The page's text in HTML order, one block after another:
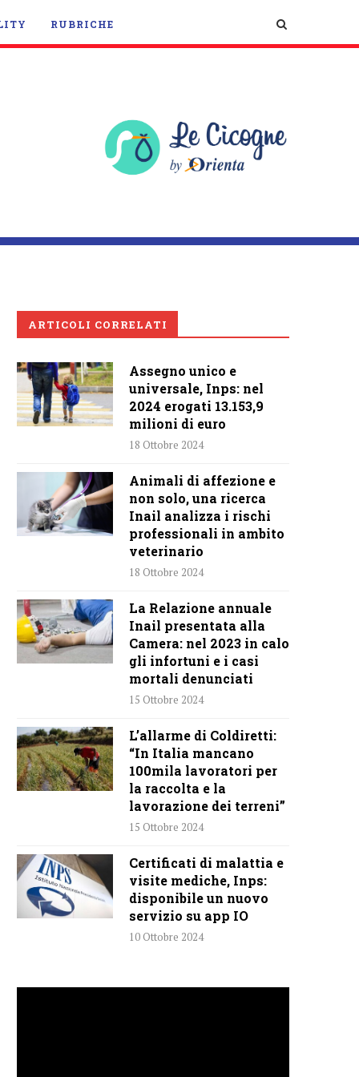
RUBRICHE
ARTICOLI CORRELATI
Assegno unico e
universale, Inps: nel
2024 erogati 13.153,9
milioni di euro
18 Ottobre 2024
Animali di affezione e
non solo, una ricerca
Inail analizza i rischi
professionali in ambito
veterinario
18 Ottobre 2024
La Relazione annuale
Inail presentata alla
Camera: nel 2023 in calo
gli infortuni e i casi
mortali denunciati
15 Ottobre 2024
L’allarme di Coldiretti:
“In Italia mancano
100mila lavoratori per
la raccolta e la
lavorazione dei terreni”
15 Ottobre 2024
Certificati di malattia e
visite mediche, Inps:
disponibile un nuovo
servizio su app IO
10 Ottobre 2024